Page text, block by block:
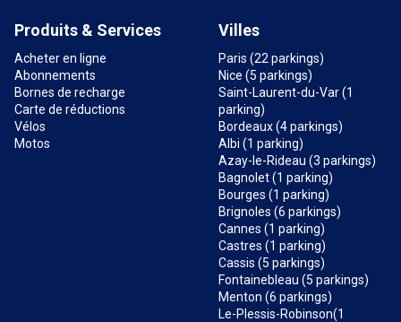
Produits & Services
Acheter en ligne
Abonnements
Bornes de recharge
Carte de réductions
Vélos
Motos
Villes
Paris (22 parkings)
Nice (5 parkings)
Saint-Laurent-du-Var (1
parking)
Bordeaux (4 parkings)
Albi (1 parking)
Azay-le-Rideau (3 parkings)
Bagnolet (1 parking)
Bourges (1 parking)
Brignoles (6 parkings)
Cannes (1 parking)
Castres (1 parking)
Cassis (5 parkings)
Fontainebleau (5 parkings)
Menton (6 parkings)
Le-Plessis-Robinson(1